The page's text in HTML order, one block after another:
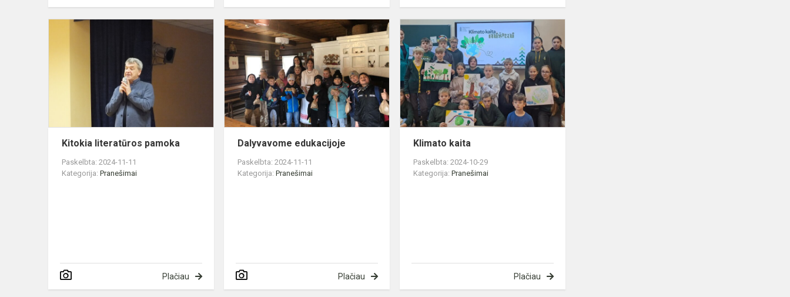
Kitokia
literatūros
pamoka
Kitokia literatūros pamoka
Paskelbta: 2024-11-11
Kategorija: Pranešimai
Plačiau
Dalyvavome
edukacijoje
Dalyvavome edukacijoje
Paskelbta: 2024-11-11
Kategorija:Pranešimai
Plačiau
Klimato kaita
Paskelbta: 2024-10-29
Kategorija:Pranešimai
Plačiau